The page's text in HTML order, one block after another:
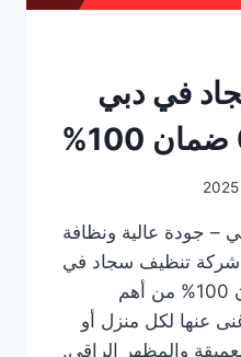
في دبي
جودة عالية ونظافة
شركة تنظيف سجاد في
دبي 0553690604 ضمان 100% من أهم
عنها لكل منزل أو
والمظهر الراقي.